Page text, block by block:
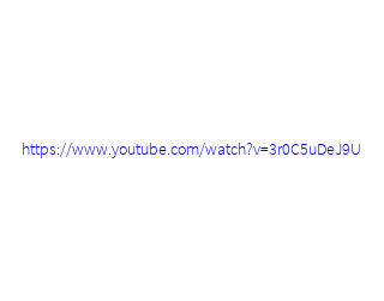
https://www.youtube.com/watch?v=3r0C5uDeJ9U